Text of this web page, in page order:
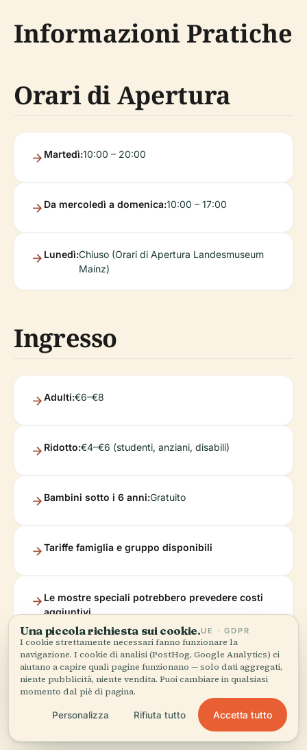
Informazioni Pratiche
Orari di Apertura
Martedì:10:00 – 20:00
Da mercoledì a domenica:10:00 – 17:00
Lunedì:Chiuso (Orari di Apertura Landesmuseum
Mainz)
Ingresso
Adulti:€6–€8
Ridotto:€4–€6 (studenti, anziani, disabili)
Bambini sotto i 6 anni:Gratuito
Tariffe famiglia e gruppo disponibili
Le mostre speciali potrebbero prevedere costi
aggiuntivi
Acquista i biglietti in loco o online tramite il sito
web ufficiale.
Una piccola richiesta sui cookie.UE · GDPR
I cookie strettamente necessari fanno funzionare la
navigazione. I cookie di analisi (PostHog, Google Analytics) ci
aiutano a capire quali pagine funzionano — solo dati aggregati,
niente pubblicità, niente vendita. Puoi cambiare in qualsiasi
momento dal piè di pagina.
Personalizza Rifiuta tutto Accetta tutto